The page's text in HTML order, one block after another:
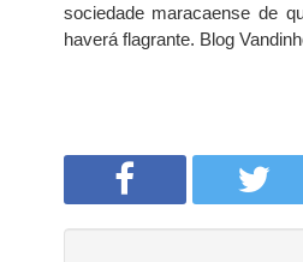
sociedade maracaense de
haverá flagrante. Blog